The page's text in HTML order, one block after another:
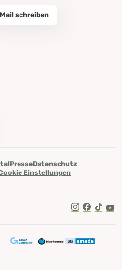
schreiben
PresseDatenschutz
Einstellungen
TikTok